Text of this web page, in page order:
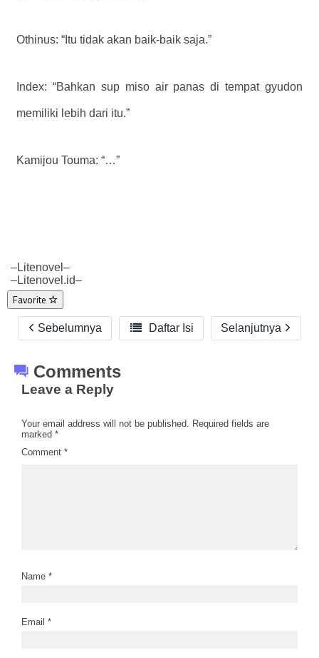
Othinus: “Itu tidak akan baik-baik saja.”
Index: “Bahkan sup miso air panas di tempat gyudon
memiliki lebih dari itu.”
Kamijou Touma: “…”
–Litenovel–
–Litenovel.id–
Favorite
Sebelumnya  Daftar Isi Selanjutnya
Comments
Leave a Reply
Your email address will not be published. Required fields are
marked *
Comment *
Name *
Email *